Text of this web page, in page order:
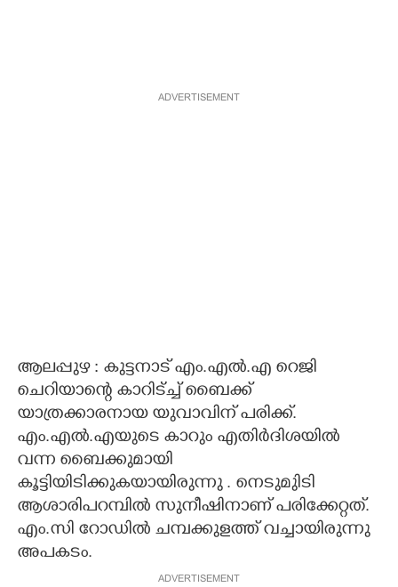
ADVERTISEMENT
ആലപ്പുഴ : കുട്ടനാട് എം.എൽ.എ റെജി
ചെറിയാന്റെ കാറിട്ച്ച് ബൈക്ക്
യാത്രക്കാരനായ യുവാവിന് പരിക്ക്.
എം.എൽ.എയുടെ കാറും എതിർദിശയിൽ
വന്ന ബൈക്കുമായി
കൂട്ടിയിടിക്കുകയായിരുന്നു . നെടുമുിടി
ആശാരിപറമ്പിൽ സുനീഷിനാണ് പരിക്കേറ്റത്.
എം.സി റോഡിൽ ചമ്പക്കുളത്ത് വച്ചായിരുന്നു
അപകടം.
ADVERTISEMENT